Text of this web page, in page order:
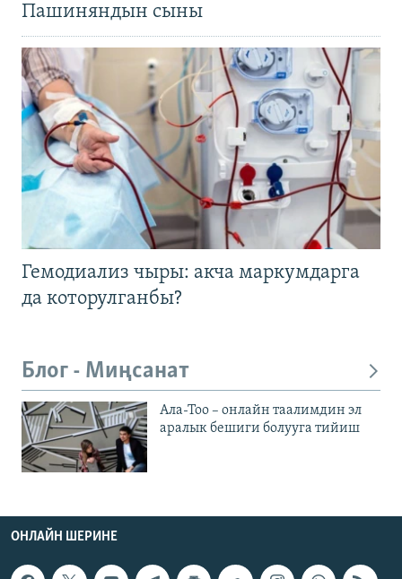
Пашиняндын сыны
Гемодиализ чыры: акча маркумдарга
да которулганбы?
Блог - Миңсанат
Ала-Тоо – онлайн таалимдин эл
аралык бешиги болууга тийиш
ОНЛАЙН ШЕРИНЕ